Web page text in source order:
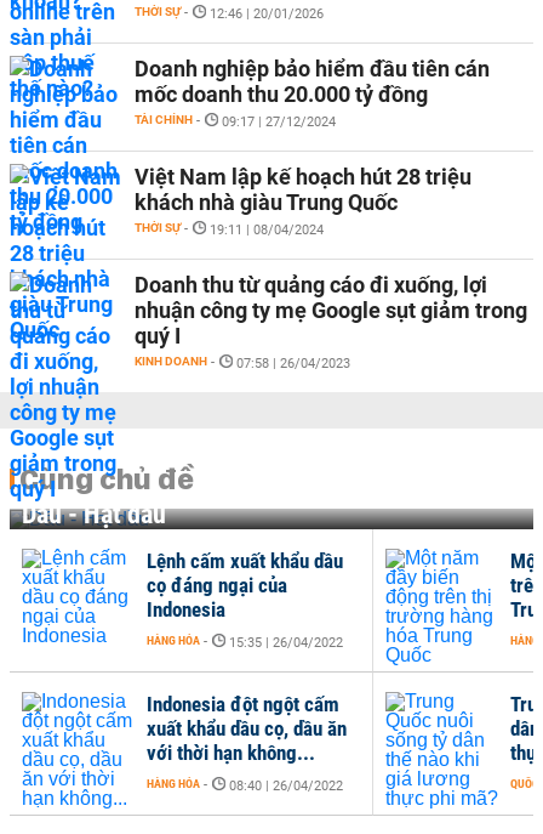
THỜI SỰ - 12:46 | 20/01/2026
Doanh nghiệp bảo hiểm đầu tiên cán
mốc doanh thu 20.000 tỷ đồng
TÀI CHÍNH - 09:17 | 27/12/2024
Việt Nam lập kế hoạch hút 28 triệu
khách nhà giàu Trung Quốc
THỜI SỰ - 19:11 | 08/04/2024
Doanh thu từ quảng cáo đi xuống, lợi
nhuận công ty mẹ Google sụt giảm trong
quý I
KINH DOANH - 07:58 | 26/04/2023
Cùng chủ đề
Dầu - Hạt dầu
QUỐC
Lệnh cấm xuất khẩu dầu
cọ đáng ngại của
Indonesia
HÀNG HÓA - 15:35 | 26/04/2022
Indonesia đột ngột cấm
xuất khẩu dầu cọ, dầu ăn
với thời hạn không...
HÀNG HÓA - 08:40 | 26/04/2022
HÀNG